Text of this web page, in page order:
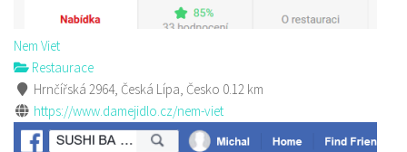
Nem Viet
Restaurace
Hrnčířská 2964, Česká Lípa, Česko 0.12 km
https://www.damejidlo.cz/nem-viet